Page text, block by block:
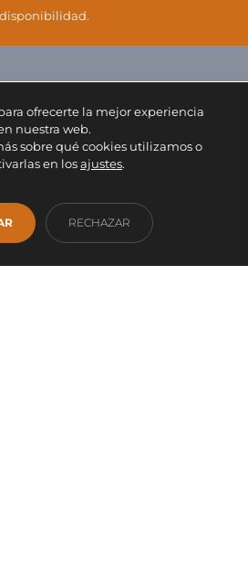
disponibilidad.
razón
Te
ofrecerte la mejor experiencia
nuestra web.
sobre qué cookies utilizamos o
en losajustes.
RECHAZAR